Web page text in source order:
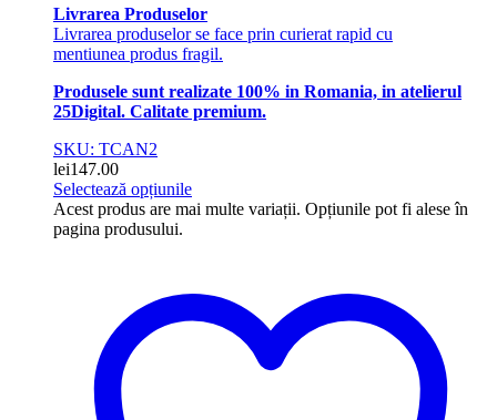
Livrarea Produselor
Livrarea produselor se face prin curierat rapid cu
mentiunea produs fragil.
Produsele sunt realizate 100% in Romania, in atelierul
25Digital. Calitate premium.
SKU: TCAN2
lei147.00
Selectează opțiunile
Acest produs are mai multe variații. Opțiunile pot fi alese în
pagina produsului.